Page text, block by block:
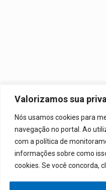
Valorizamos sua
Nós usamos cookies para
navegação no portal. Ao
com a política de
informações sobre como
cookies. Se você concorda,